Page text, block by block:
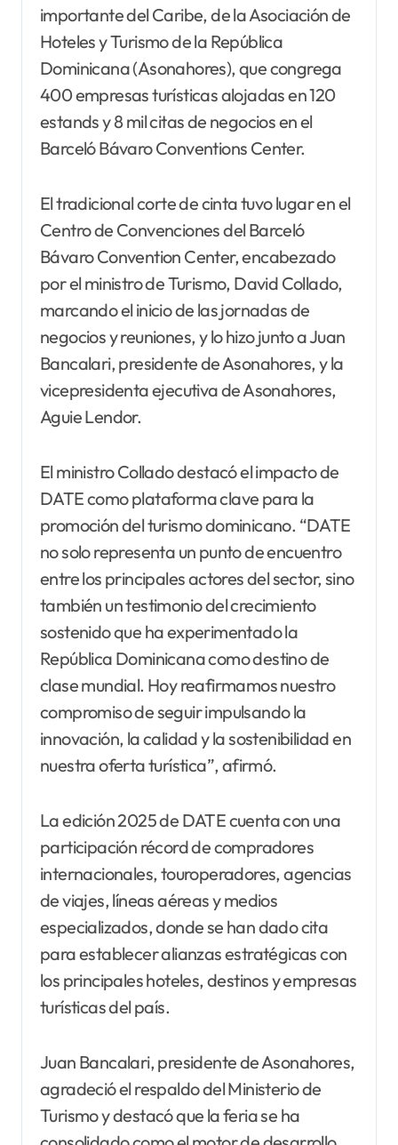
importante del Caribe, de la Asociación de
Hoteles y Turismo de la República
Dominicana (Asonahores), que congrega
400 empresas turísticas alojadas en 120
estands y 8 mil citas de negocios en el
Barceló Bávaro Conventions Center.
El tradicional corte de cinta tuvo lugar en el
Centro de Convenciones del Barceló
Bávaro Convention Center, encabezado
por el ministro de Turismo, David Collado,
marcando el inicio de las jornadas de
negocios y reuniones, y lo hizo junto a Juan
Bancalari, presidente de Asonahores, y la
vicepresidenta ejecutiva de Asonahores,
Aguie Lendor.
El ministro Collado destacó el impacto de
DATE como plataforma clave para la
promoción del turismo dominicano. “DATE
no solo representa un punto de encuentro
entre los principales actores del sector, sino
también un testimonio del crecimiento
sostenido que ha experimentado la
República Dominicana como destino de
clase mundial. Hoy reafirmamos nuestro
compromiso de seguir impulsando la
innovación, la calidad y la sostenibilidad en
nuestra oferta turística”, afirmó.
La edición 2025 de DATE cuenta con una
participación récord de compradores
internacionales, touroperadores, agencias
de viajes, líneas aéreas y medios
especializados, donde se han dado cita
para establecer alianzas estratégicas con
los principales hoteles, destinos y empresas
turísticas del país.
Juan Bancalari, presidente de Asonahores,
agradeció el respaldo del Ministerio de
Turismo y destacó que la feria se ha